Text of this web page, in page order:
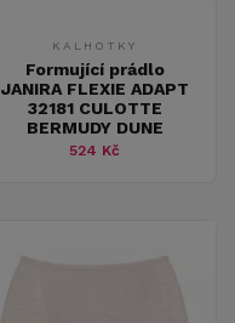
KALHOTKY
Formující prádlo
JANIRA FLEXIE ADAPT
32181 CULOTTE
BERMUDY DUNE
524 Kč